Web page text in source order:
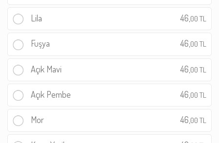
Lila 46, 00 TL
Fuşya 46,00 TL
Açık Mavi 46, 00 TL
Açık Pembe 46, 00 TL
Mor 46, 00 TL